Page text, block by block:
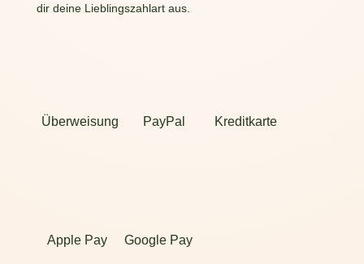
dir deine Lieblingszahlart aus.
Überweisung PayPal Kreditkarte
Apple Pay Google Pay